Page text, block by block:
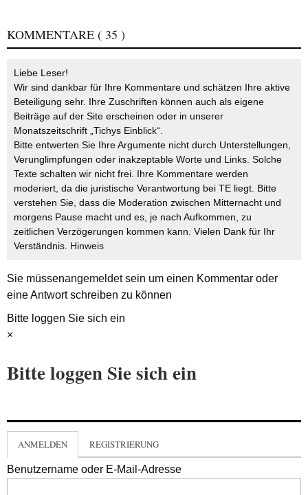
KOMMENTARE ( 35 )
Liebe Leser!
Wir sind dankbar für Ihre Kommentare und schätzen Ihre aktive
Beteiligung sehr. Ihre Zuschriften können auch als eigene
Beiträge auf der Site erscheinen oder in unserer
Monatszeitschrift „Tichys Einblick“.
Bitte entwerten Sie Ihre Argumente nicht durch Unterstellungen,
Verunglimpfungen oder inakzeptable Worte und Links. Solche
Texte schalten wir nicht frei. Ihre Kommentare werden
moderiert, da die juristische Verantwortung bei TE liegt. Bitte
verstehen Sie, dass die Moderation zwischen Mitternacht und
morgens Pause macht und es, je nach Aufkommen, zu
zeitlichen Verzögerungen kommen kann. Vielen Dank für Ihr
Verständnis. Hinweis
Sie müssenangemeldetsein um einen Kommentar oder
eine Antwort schreiben zu können
Bitte loggen Sie sich ein
×
Bitte loggen Sie sich ein
ANMELDEN REGISTRIERUNG
Benutzername oder E-Mail-Adresse